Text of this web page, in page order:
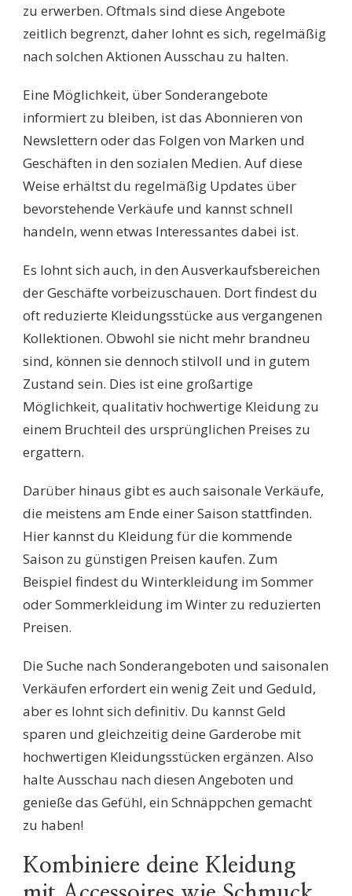
zu erwerben. Oftmals sind diese Angebote
zeitlich begrenzt, daher lohnt es sich, regelmäßig
nach solchen Aktionen Ausschau zu halten.
Eine Möglichkeit, über Sonderangebote
informiert zu bleiben, ist das Abonnieren von
Newslettern oder das Folgen von Marken und
Geschäften in den sozialen Medien. Auf diese
Weise erhältst du regelmäßig Updates über
bevorstehende Verkäufe und kannst schnell
handeln, wenn etwas Interessantes dabei ist.
Es lohnt sich auch, in den Ausverkaufsbereichen
der Geschäfte vorbeizuschauen. Dort findest du
oft reduzierte Kleidungsstücke aus vergangenen
Kollektionen. Obwohl sie nicht mehr brandneu
sind, können sie dennoch stilvoll und in gutem
Zustand sein. Dies ist eine großartige
Möglichkeit, qualitativ hochwertige Kleidung zu
einem Bruchteil des ursprünglichen Preises zu
ergattern.
Darüber hinaus gibt es auch saisonale Verkäufe,
die meistens am Ende einer Saison stattfinden.
Hier kannst du Kleidung für die kommende
Saison zu günstigen Preisen kaufen. Zum
Beispiel findest du Winterkleidung im Sommer
oder Sommerkleidung im Winter zu reduzierten
Preisen.
Die Suche nach Sonderangeboten und saisonalen
Verkäufen erfordert ein wenig Zeit und Geduld,
aber es lohnt sich definitiv. Du kannst Geld
sparen und gleichzeitig deine Garderobe mit
hochwertigen Kleidungsstücken ergänzen. Also
halte Ausschau nach diesen Angeboten und
genieße das Gefühl, ein Schnäppchen gemacht
zu haben!
Kombiniere deine Kleidung